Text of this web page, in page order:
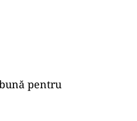
pentru